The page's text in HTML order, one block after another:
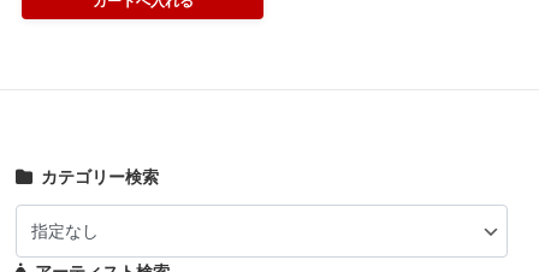
カテゴリー検索